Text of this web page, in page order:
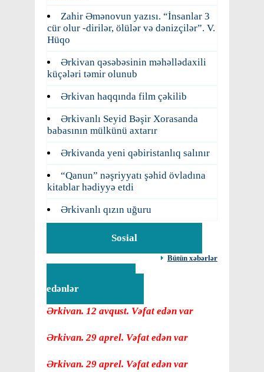
Zahir Əmənovun yazısı. “İnsanlar 3
cür olur -dirilər, ölülər və dənizçilər”. V.
Hüqo
Ərkivan qəsəbəsinin məhəllədaxili
küçələri təmir olunub
Ərkivan haqqında film çəkilib
Ərkivanlı Seyid Bəşir Xorasanda
babasının mülkünü axtarır
Ərkivanda yeni qəbiristanlıq salınır
“Qanun” nəşriyyatı şəhid övladına
kitablar hədiyyə etdi
Ərkivanlı qızın uğuru
Sosial
Bütün xəbərlər
edənlər
Ərkivan. 12 avqust. Vəfat edən var
Ərkivan. 29 aprel. Vəfat edən var
Ərkivan. 29 aprel. Vəfat edən var